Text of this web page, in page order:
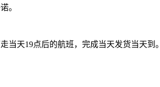
。
天19点后的航班，完成当天发货当天到。